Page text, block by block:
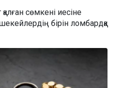
сөмкені иесіне
бірін ломбардқа